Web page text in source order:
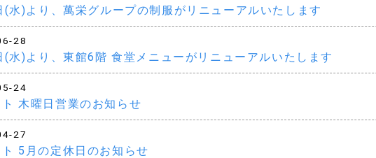
(水)より、萬栄グループの制服がリニューアルいたします
28
(水)より、東館6階 食堂メニューがリニューアルいたします
24
木曜日営業のお知らせ
27
5月の定休日のお知らせ